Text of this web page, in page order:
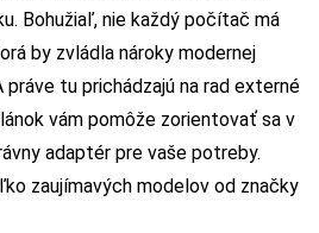
Bohužiaľ, nie každý počítač má
by zvládla nároky modernej
tu prichádzajú na rad externé
vám pomôže zorientovať sa v
adaptér pre vaše potreby.
zaujímavých modelov od značky